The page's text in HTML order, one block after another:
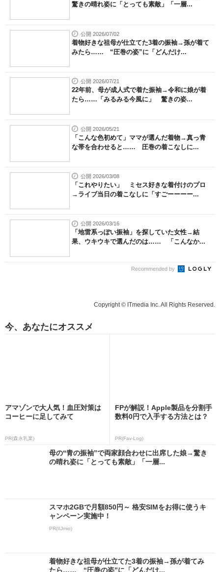
驚きの晴れ姿に「とっても素敵」「一層...
公開 2026/07/02
着物好きな祖母が仕立てた3着の振袖→孫が着て
みたら…… “圧巻の姿”に「どんだけ...
公開 2026/07/21
22年前、母が成人式で着た振袖→令和に娘が着
たら……「みるみる今風に」 驚きの姿...
公開 2026/05/21
「こんな色初めて」ママが選んだ着物→真っ青
な帯を合わせると…… 圧巻の着こなしに...
公開 2026/03/08
「これやりたい」 ミセス好きな着付けのプロ
→ライブ当日の着こなしに「すごーーーー...
公開 2026/03/16
「地雷系っぽい振袖」を探していた女性→結
果、ウキウキで選んだのは…… 「こんなか...
Recommended by
Copyright © ITmedia Inc. All Rights Reserved.
今、あなたにオススメ
アマゾンで大人気！血圧対策は
コーヒーに足してみて
PR(森永乳業)
FPが解説！Apple製品を分割手
数料0円で入手する方法とは？
PR(Fav-Log)
母の“青の振袖”で両家顔合わせに出席した娘→驚き
の晴れ姿に「とっても素敵」「一層...
スマホ2GBで月額850円～ 格安SIMをお得に使うキ
ャンペーン実施中！
PR(IIJmio)
着物好きな祖母が仕立てた3着の振袖→孫が着てみ
たら…… “圧巻の姿”に「どんだけ...